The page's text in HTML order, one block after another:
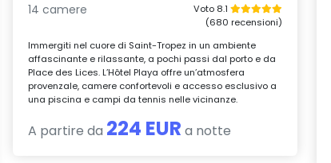
14 camere
Voto 8.1
(680 recensioni)
Immergiti nel cuore di Saint-Tropez in un ambiente
affascinante e rilassante, a pochi passi dal porto e da
Place des Lices. L’Hôtel Playa offre un’atmosfera
provenzale, camere confortevoli e accesso esclusivo a
una piscina e campi da tennis nelle vicinanze.
A partire da 224 EUR a notte